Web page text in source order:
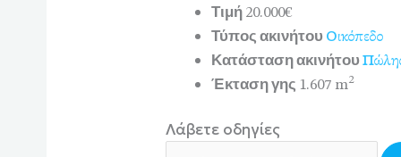
Τιμή 20.000€
Τύπος ακινήτου Οικόπεδο
Κατάσταση ακινήτου
Έκταση γης 1.607 m2
Λάβετε οδηγίες